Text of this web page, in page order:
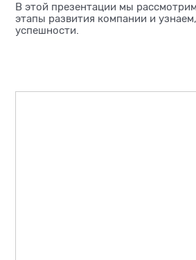
В этой презентации мы
этапы развития компании и
успешности.